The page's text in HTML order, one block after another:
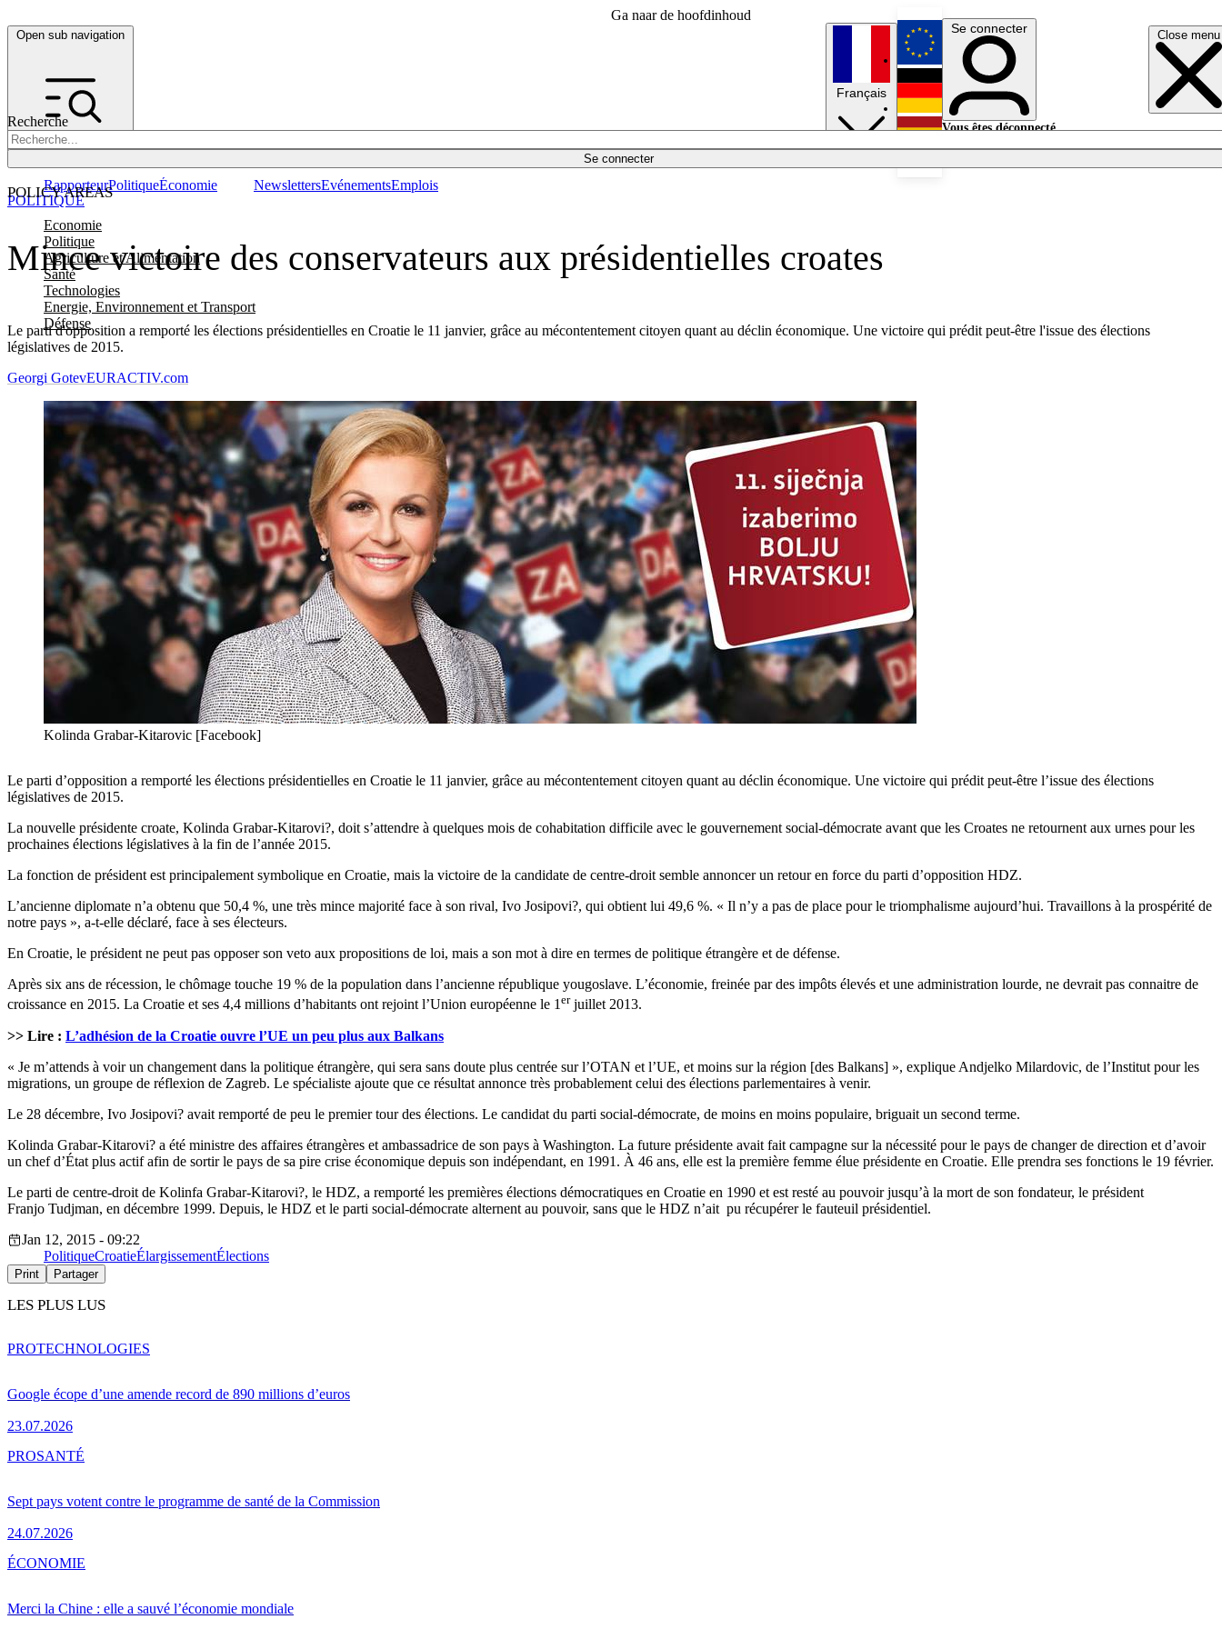
Ga naar de hoofdinhoud
Open sub navigation Close menu
Recherche
Se connecter
POLICY AREAS
Economie
Politique
Agriculture et Alimentation
Santé
Technologies
Energie, Environnement et Transport
Défense
RapporteurPolitiqueÉconomie NewslettersEvénementsEmplois
Français
English
Deutsch
Se connecter
Vous êtes déconnecté.
Mince victoire des conservateurs aux présidentielles croates
Le parti d'opposition a remporté les élections présidentielles en Croatie le 11 janvier, grâce au mécontentement citoyen quant au déclin économique. Une victoire qui prédit peut-être l'issue des élections
législatives de 2015.
POLITIQUE
Georgi GotevEURACTIV.com
Kolinda Grabar-Kitarovic [Facebook]
Le parti d’opposition a remporté les élections présidentielles en Croatie le 11 janvier, grâce au mécontentement citoyen quant au déclin économique. Une victoire qui prédit peut-être l’issue des élections
législatives de 2015.
La nouvelle présidente croate, Kolinda Grabar-Kitarovi?, doit s’attendre à quelques mois de cohabitation difficile avec le gouvernement social-démocrate avant que les Croates ne retournent aux urnes pour les
prochaines élections législatives à la fin de l’année 2015.
La fonction de président est principalement symbolique en Croatie, mais la victoire de la candidate de centre-droit semble annoncer un retour en force du parti d’opposition HDZ.
L’ancienne diplomate n’a obtenu que 50,4 %, une très mince majorité face à son rival, Ivo Josipovi?, qui obtient lui 49,6 %. « Il n’y a pas de place pour le triomphalisme aujourd’hui. Travaillons à la prospérité de
notre pays », a-t-elle déclaré, face à ses électeurs.
En Croatie, le président ne peut pas opposer son veto aux propositions de loi, mais a son mot à dire en termes de politique étrangère et de défense.
Après six ans de récession, le chômage touche 19 % de la population dans l’ancienne république yougoslave. L’économie, freinée par des impôts élevés et une administration lourde, ne devrait pas connaitre de
croissance en 2015. La Croatie et ses 4,4 millions d’habitants ont rejoint l’Union européenne le 1erjuillet 2013.
>> Lire : L’adhésion de la Croatie ouvre l’UE un peu plus aux Balkans
« Je m’attends à voir un changement dans la politique étrangère, qui sera sans doute plus centrée sur l’OTAN et l’UE, et moins sur la région [des Balkans] », explique Andjelko Milardovic, de l’Institut pour les
migrations, un groupe de réflexion de Zagreb. Le spécialiste ajoute que ce résultat annonce très probablement celui des élections parlementaires à venir.
Le 28 décembre, Ivo Josipovi? avait remporté de peu le premier tour des élections. Le candidat du parti social-démocrate, de moins en moins populaire, briguait un second terme.
Kolinda Grabar-Kitarovi? a été ministre des affaires étrangères et ambassadrice de son pays à Washington. La future présidente avait fait campagne sur la nécessité pour le pays de changer de direction et d’avoir
un chef d’État plus actif afin de sortir le pays de sa pire crise économique depuis son indépendant, en 1991. À 46 ans, elle est la première femme élue présidente en Croatie. Elle prendra ses fonctions le 19 février.
Le parti de centre-droit de Kolinfa Grabar-Kitarovi?, le HDZ, a remporté les premières élections démocratiques en Croatie en 1990 et est resté au pouvoir jusqu’à la mort de son fondateur, le président
Franjo Tudjman, en décembre 1999. Depuis, le HDZ et le parti social-démocrate alternent au pouvoir, sans que le HDZ n’ait pu récupérer le fauteuil présidentiel.
Jan 12, 2015 - 09:22
PolitiqueCroatieÉlargissementÉlections
Print Partager
LES PLUS LUS
Google écope d’une amende record de 890 millions d’euros
23.07.2026
PROTECHNOLOGIES
Sept pays votent contre le programme de santé de la Commission
24.07.2026
PROSANTÉ
Merci la Chine : elle a sauvé l’économie mondiale
ÉCONOMIE